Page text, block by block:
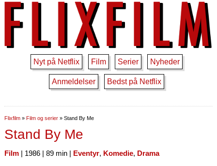
Nyt på Netflix Film Serier Nyheder
Anmeldelser Bedst på Netflix
Flixfilm » Film og serier »Stand By Me
Stand By Me
Film| 1986 | 89 min | Eventyr, Komedie, Drama